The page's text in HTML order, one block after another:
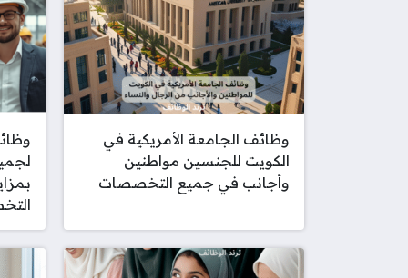
وظائف الجامعة الأمريكية في
الكويت للجنسين مواطنين
وأجانب في جميع التخصصات